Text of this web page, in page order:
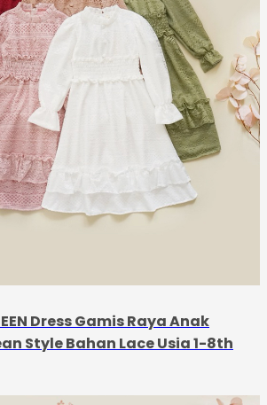
Dress Gamis Raya Anak
Style Bahan Lace Usia 1-8th